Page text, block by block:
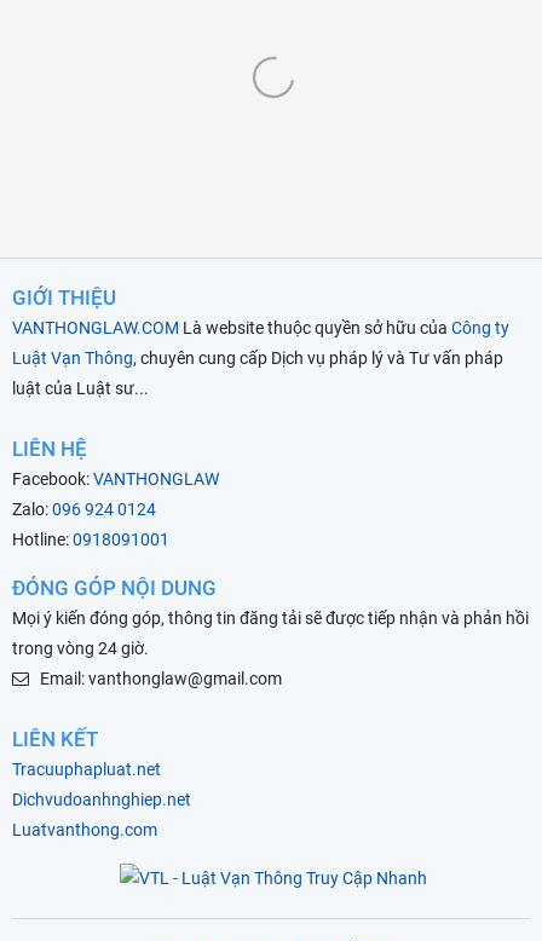
GIỚI THIỆU
VANTHONGLAW.COM Là website thuộc quyền sở hữu của Công ty
Luật Vạn Thông, chuyên cung cấp Dịch vụ pháp lý và Tư vấn pháp
luật của Luật sư...
LIÊN HỆ
Facebook:VANTHONGLAW
Zalo:096 924 0124
Hotline:0918091001
ĐÓNG GÓP NỘI DUNG
Mọi ý kiến đóng góp, thông tin đăng tải sẽ được tiếp nhận và phản hồi
trong vòng 24 giờ.
Email: vanthonglaw@gmail.com
LIÊN KẾT
Tracuuphapluat.net
Dichvudoanhnghiep.net
Luatvanthong.com